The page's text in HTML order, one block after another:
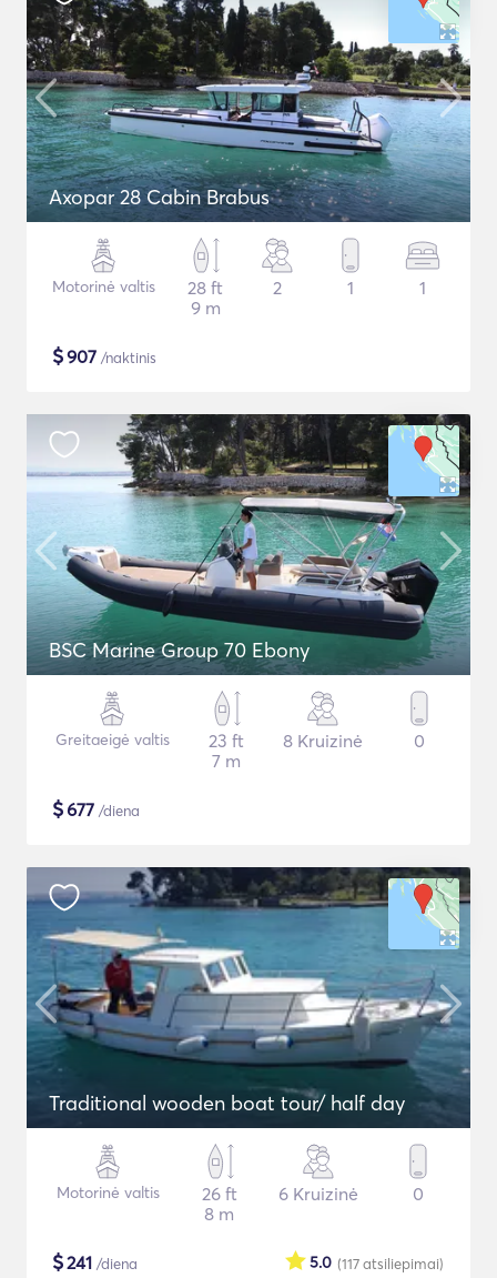
Axopar 28 Cabin Brabus
Motorinė valtis
28 ft
9 m
2 1 1
$907 /naktinis
BSC Marine Group 70 Ebony
Greitaeigė valtis
23 ft
7 m
8 Kruizinė 0
$677 /diena
Traditional wooden boat tour/ half day
Motorinė valtis
26 ft
8 m
6 Kruizinė 0
$241 /diena (117atsiliepimai)
5.0